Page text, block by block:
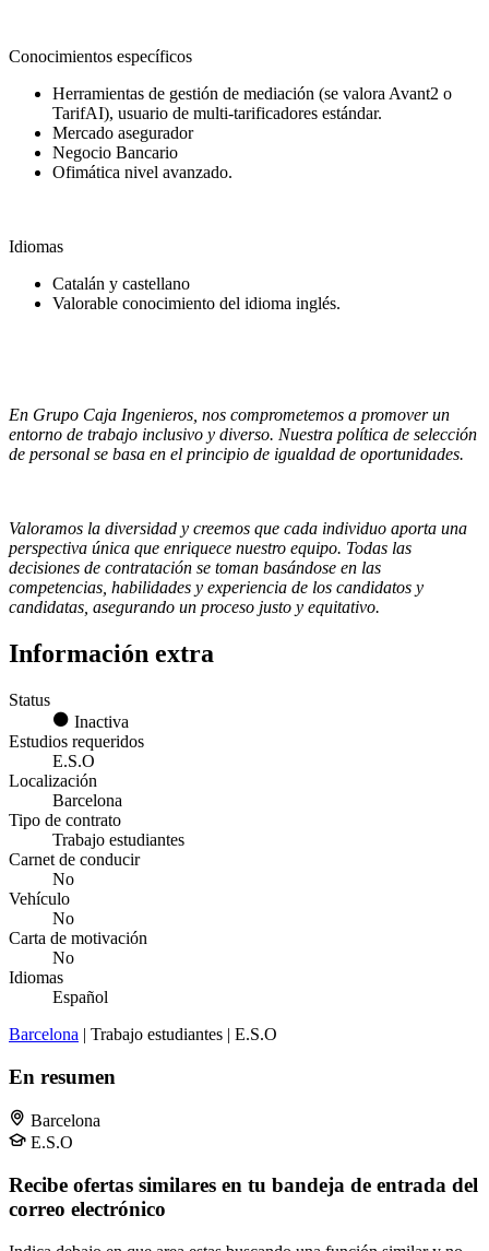
Conocimientos específicos
Herramientas de gestión de mediación (se valora Avant2 o
TarifAI), usuario de multi-tarificadores estándar.
Mercado asegurador
Negocio Bancario
Ofimática nivel avanzado.
Idiomas
Catalán y castellano
Valorable conocimiento del idioma inglés.
En Grupo Caja Ingenieros, nos comprometemos a promover un
entorno de trabajo inclusivo y diverso. Nuestra política de selección
de personal se basa en el principio de igualdad de oportunidades.
Valoramos la diversidad y creemos que cada individuo aporta una
perspectiva única que enriquece nuestro equipo. Todas las
decisiones de contratación se toman basándose en las
competencias, habilidades y experiencia de los candidatos y
candidatas, asegurando un proceso justo y equitativo.
Información extra
Status
Inactiva
Estudios requeridos
E.S.O
Localización
Barcelona
Tipo de contrato
Trabajo estudiantes
Carnet de conducir
No
Vehículo
No
Carta de motivación
No
Idiomas
Español
Barcelona | Trabajo estudiantes | E.S.O
En resumen
Barcelona
E.S.O
Recibe ofertas similares en tu bandeja de entrada del
correo electrónico